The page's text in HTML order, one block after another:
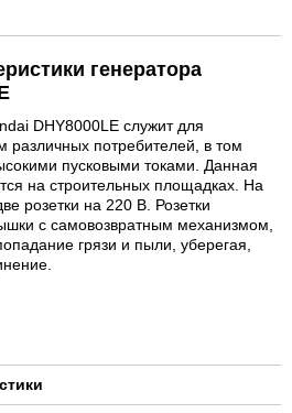
генератора
DHY8000LE служит для
различных потребителей, в том
пусковыми токами. Данная
на строительных площадках. На
розетки на 220 В. Розетки
с самовозвратным механизмом,
грязи и пыли, уберегая,